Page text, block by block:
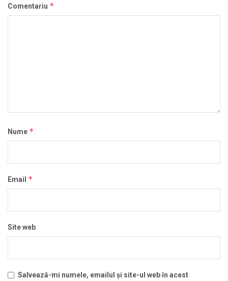
Comentariu *
Nume *
Email *
Site web
Salvează-mi numele, emailul și site-ul web în acest